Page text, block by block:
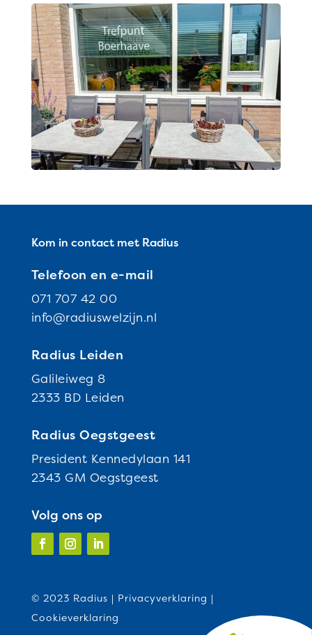
Kom in contact met Radius
Telefoon en e-mail
071 707 42 00
info@radiuswelzijn.nl
Radius Leiden
Galileiweg 8
2333 BD Leiden
Radius Oegstgeest
President Kennedylaan 141
2343 GM Oegstgeest
Volg ons op
© 2023 Radius | Privacyverklaring |
Cookieverklaring